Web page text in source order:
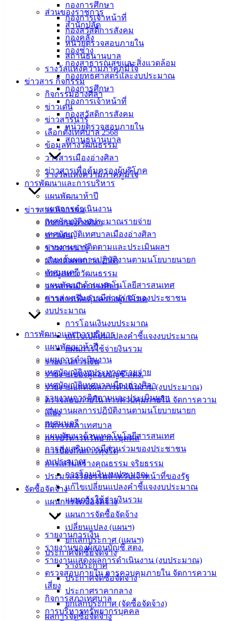
กองการศึกษา
กองการเจ้าหน้าที่
กองสวัสดิการสังคม
หน่วยตรวจสอบภายใน
สถานธนานุบาล
รางวัลแห่งความภาคภูมิใจ
ข่าวสาร กิจกรรม
กิจกรรมอ่างศิลา
ข่าวเด่น
ข่าวสารน่ารู้
เลือกตั้งเทศบาล 2568
ข้อมูลทางวัฒนธรรม
วารสารเมืองอ่างศิลา
ข่าวสารเพื่อคุ้มครองผู้บริโภค
การพัฒนาและการบริหาร
แผนพัฒนาห้าปี
แผนการดำเนินงาน
เทศบัญญัติงบประมาณรายจ่าย
เทศบัญญัติเทศบาลเมืองอ่างศิลา
รายงานการติดตามและประเมินผลฯ
รายงานผลการปฏิบัติงานตามนโยบายนายก
เทศมนตรี
แผนพัฒนาด้านเทคโนโลยีสารสนเทศ
การส่งเสริมการมีส่วนร่วมของประชาชน
งบประมาณ
การโอนเงินงบประมาณ
แก้ไขเปลี่ยนแปลงคำชี้แจงงบประมาณ
แผนการใช้จ่ายงินรวม
รายงานการเงิน
รายงานของผู้สอบบัญชี สตง.
รายงานแสดงผลการดำเนินงาน (งบประมาณ)
ตรวจสอบภายใน การควบคุมภายใน จัดการความ
เสี่ยง
กิจการสภาเทศบาล
การบริหารทรัพยากรบุคคล
การป้องกันการทุจริต
การเสริมสร้างคุณธรรม จริยธรรม
ประมวลจริยธรรมสำหรับเจ้าหน้าที่ของรัฐ
จัดซื้อจัดจ้าง
แผนการจัดซื้อจัดจ้าง
แผนการจัดซื้อจัดจ้าง
เปลี่ยนแปลง (แผนฯ)
ยกเลิกประกาศ (แผนฯ)
ประกาศจัดซื้อจัดจ้าง
ร่างประกาศ
ประกาศจัดซื้อจัดจ้าง
ประกาศราคากลาง
ยกเลิกประกาศ (จัดซื้อจัดจ้าง)
ผลการจัดซื้อจัดจ้าง
ส่วนของราชการ
สำนักปลัด
กองคลัง
กองช่าง
กองสาธารณสุขและสิ่งแวดล้อม
กองยุทธศาสตร์และงบประมาณ
กองการศึกษา
กองการเจ้าหน้าที่
กองสวัสดิการสังคม
หน่วยตรวจสอบภายใน
สถานธนานุบาล
รางวัลแห่งความภาคภูมิใจ
ข่าวสาร กิจกรรม
กิจกรรมอ่างศิลา
ข่าวเด่น
ข่าวสารน่ารู้
เลือกตั้งเทศบาล 2568
ข้อมูลทางวัฒนธรรม
วารสารเมืองอ่างศิลา
ข่าวสารเพื่อคุ้มครองผู้บริโภค
การพัฒนาและการบริหาร
แผนพัฒนาห้าปี
แผนการดำเนินงาน
เทศบัญญัติงบประมาณรายจ่าย
เทศบัญญัติเทศบาลเมืองอ่างศิลา
รายงานการติดตามและประเมินผลฯ
รายงานผลการปฏิบัติงานตามนโยบายนายก
เทศมนตรี
แผนพัฒนาด้านเทคโนโลยีสารสนเทศ
การส่งเสริมการมีส่วนร่วมของประชาชน
งบประมาณ
การโอนเงินงบประมาณ
แก้ไขเปลี่ยนแปลงคำชี้แจงงบประมาณ
แผนการใช้จ่ายงินรวม
รายงานการเงิน
รายงานของผู้สอบบัญชี สตง.
รายงานแสดงผลการดำเนินงาน (งบประมาณ)
ตรวจสอบภายใน การควบคุมภายใน จัดการความ
เสี่ยง
กิจการสภาเทศบาล
การบริหารทรัพยากรบุคคล
อ่างศิลา 90/338
ม.3 ต.เสม็ด
อ.เมือง จ.ชลบุรี
038-
142-100-104
บริการ
ประชาชน
ดาวน์โหลด
แบบ
ฟอร์ม,
เอกสาร
สำหรับ
ประชาชน/
คู่มือการ
ปฏิบัติ
งาน
ข่าวสาร
ข้อมูล
ข่าวสาร
อิเล็กทรอนิกส์
ความรู้
(Knowledge
Management)
เทศบาล
ประวัติ
เทศบาล
ผู้บริหาร
และ
หัวหน้า
ส่วน
ราชการ